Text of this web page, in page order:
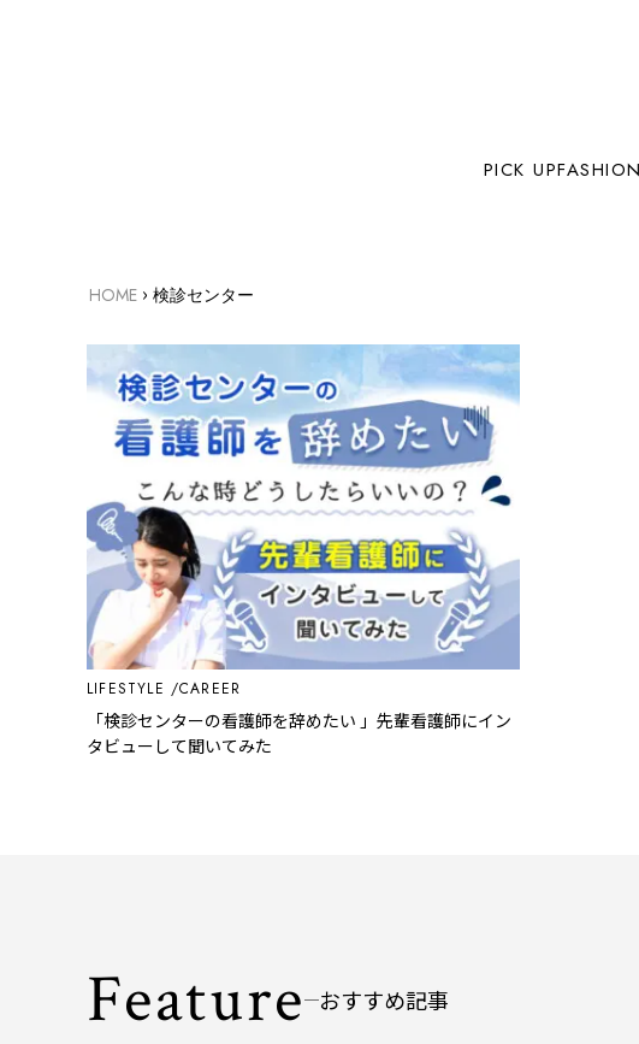
PICK UPFASHION
HOME › 検診センター
LIFESTYLE CAREER
「検診センターの看護師を辞めたい 」先輩看護師にイン
タビューして聞いてみた
Feature おすすめ記事